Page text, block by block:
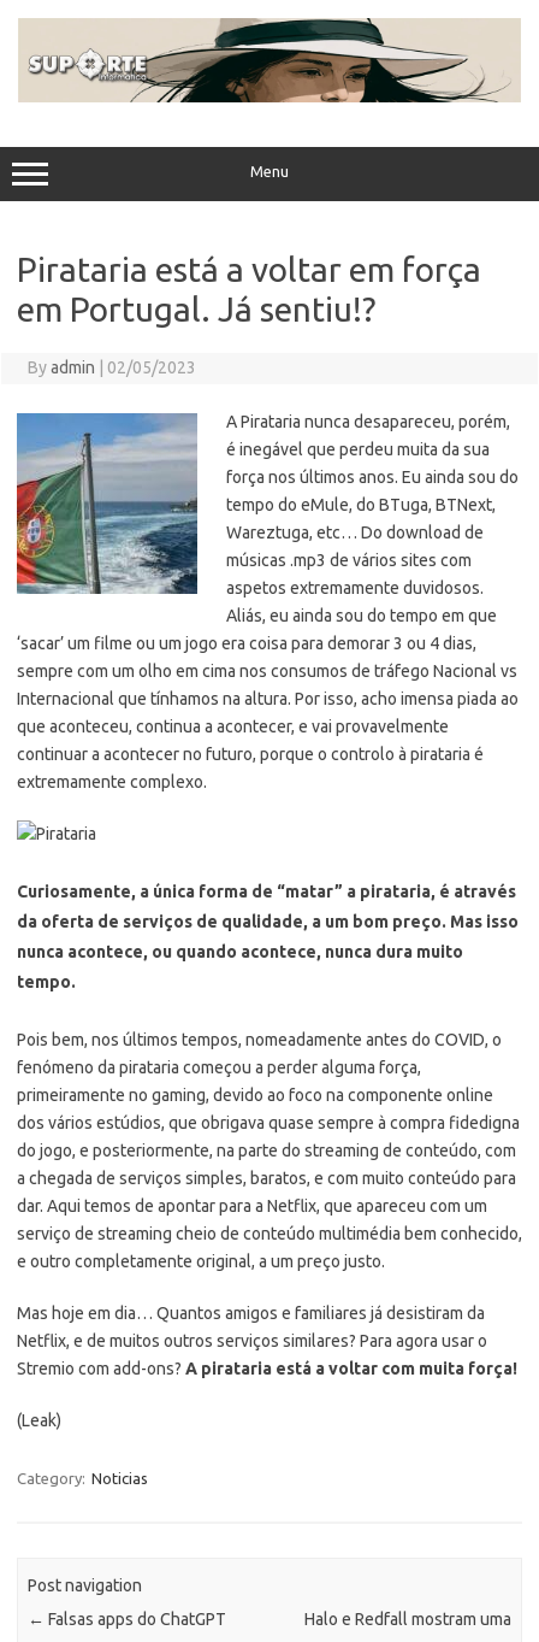
Menu
Pirataria está a voltar em força
em Portugal. Já sentiu!?
Byadmin 02/05/2023
A Pirataria nunca desapareceu, porém,
é inegável que perdeu muita da sua
força nos últimos anos. Eu ainda sou do
tempo do eMule, do BTuga, BTNext,
Wareztuga, etc… Do download de
músicas .mp3 de vários sites com
aspetos extremamente duvidosos.
Aliás, eu ainda sou do tempo em que
‘sacar’ um filme ou um jogo era coisa para demorar 3 ou 4 dias,
sempre com um olho em cima nos consumos de tráfego Nacional vs
Internacional que tínhamos na altura. Por isso, acho imensa piada ao
que aconteceu, continua a acontecer, e vai provavelmente
continuar a acontecer no futuro, porque o controlo à pirataria é
extremamente complexo.
Curiosamente, a única forma de “matar” a pirataria, é através
da oferta de serviços de qualidade, a um bom preço. Mas isso
nunca acontece, ou quando acontece, nunca dura muito
tempo.
Pois bem, nos últimos tempos, nomeadamente antes do COVID, o
fenómeno da pirataria começou a perder alguma força,
primeiramente no gaming, devido ao foco na componente online
dos vários estúdios, que obrigava quase sempre à compra fidedigna
do jogo, e posteriormente, na parte do streaming de conteúdo, com
a chegada de serviços simples, baratos, e com muito conteúdo para
dar. Aqui temos de apontar para a Netflix, que apareceu com um
serviço de streaming cheio de conteúdo multimédia bem conhecido,
e outro completamente original, a um preço justo.
Mas hoje em dia… Quantos amigos e familiares já desistiram da
Netflix, e de muitos outros serviços similares? Para agora usar o
Stremio com add-ons? A pirataria está a voltar com muita força!
(Leak)
Category: Noticias
Post navigation
← Falsas apps do ChatGPT
Halo e Redfall mostram uma